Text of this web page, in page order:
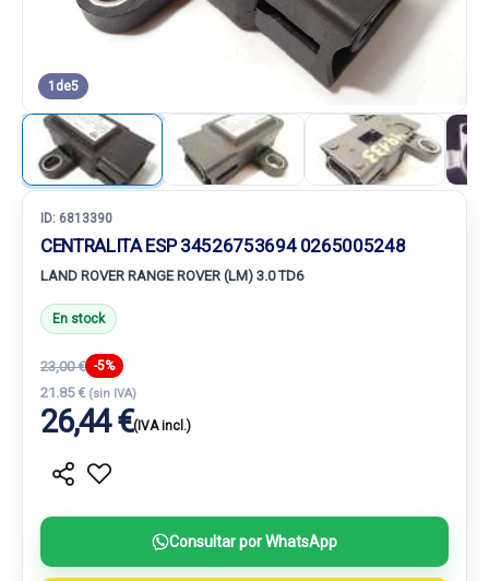
1 de5
ID: 6813390
CENTRALITA ESP 34526753694 0265005248
LAND ROVER RANGE ROVER (LM) 3.0 TD6
En stock
23,00 € -5%
21.85 € (sin IVA)
26,44 €(IVA incl.)
Consultar por WhatsApp